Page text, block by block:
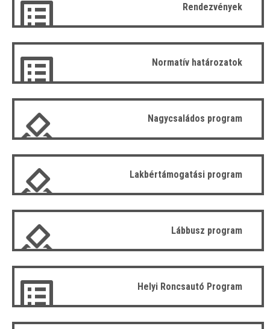
Rendezvények
Normatív határozatok
Nagycsaládos program
Lakbértámogatási program
Lábbusz program
Helyi Roncsautó Program